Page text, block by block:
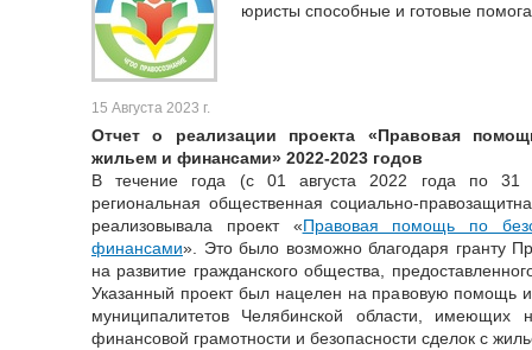
юристы способные и готовые
15 Августа 2023 г.
Отчет о реализации проекта «Правовая
жильем и финансами» 2022-2023 годов
В течение года (с 01 августа 2022 года по 31
региональная общественная социально-
реализовывала проект «Правовая помощь по
финансами». Это было возможно благодаря гранту
на развитие гражданского общества,
Указанный проект был нацелен на правовую помощь
муниципалитетов Челябинской области,
финансовой грамотности и безопасности сделок с